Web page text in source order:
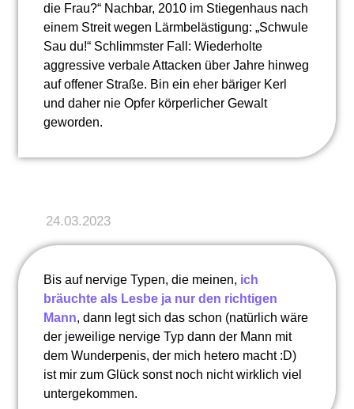
die Frau?“ Nachbar, 2010 im Stiegenhaus nach
einem Streit wegen Lärmbelästigung: „Schwule
Sau du!“ Schlimmster Fall: Wiederholte
aggressive verbale Attacken über Jahre hinweg
auf offener Straße. Bin ein eher bäriger Kerl
und daher nie Opfer körperlicher Gewalt
geworden.
24.03.2023
Bis auf nervige Typen, die meinen, ich
bräuchte als Lesbe ja nur den richtigen
Mann, dann legt sich das schon (natürlich wäre
der jeweilige nervige Typ dann der Mann mit
dem Wunderpenis, der mich hetero macht :D)
ist mir zum Glück sonst noch nicht wirklich viel
untergekommen.